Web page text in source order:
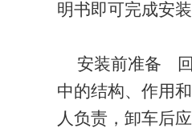
明书即可完成安
安装前准备 回
中的结构、作用
人负责，卸车后